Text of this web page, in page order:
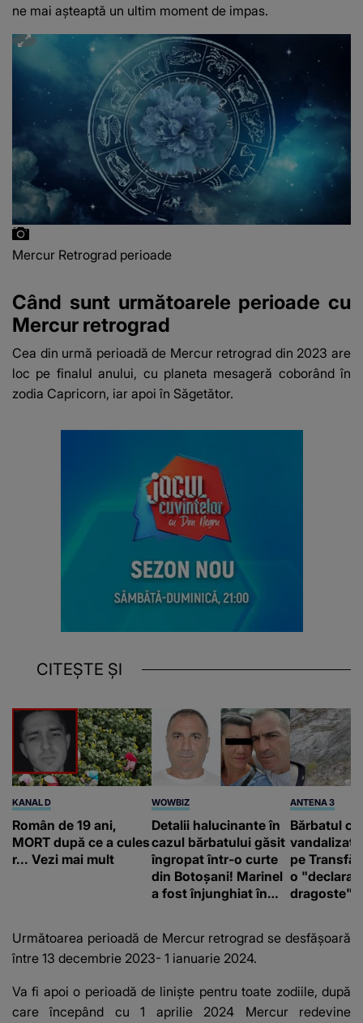
ne mai așteaptă un ultim moment de impas.
Mercur Retrograd perioade
Când sunt următoarele perioade cu
Mercur retrograd
Cea din urmă perioadă de Mercur retrograd din 2023 are
loc pe finalul anului, cu planeta mesageră coborând în
zodia Capricorn, iar apoi în Săgetător.
CITEȘTE ȘI
KANAL D
Român de 19 ani,
MORT după ce a cules
r... Vezi mai mult
WOWBIZ
Detalii halucinante în
cazul bărbatului găsit
îngropat într-o curte
din Botoșani! Marinel
a fost înjunghiat în
suspecți
ANTENA 3
Bărbatul
vandalizat
pe
o
dragoste"
Următoarea perioadă de Mercur retrograd se desfășoară
între 13 decembrie 2023- 1 ianuarie 2024.
Va fi apoi o perioadă de liniște pentru toate zodiile, după
care începând cu 1 aprilie 2024 Mercur redevine